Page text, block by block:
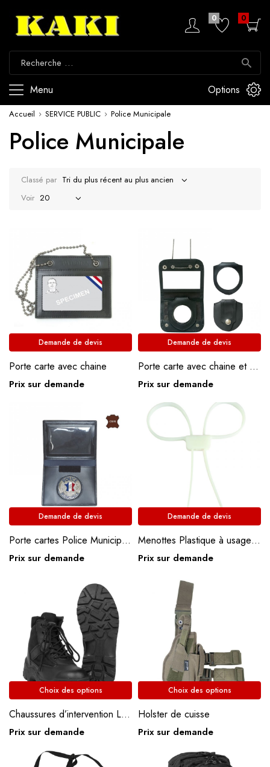
Menu Options
0 0
Accueil SERVICE PUBLIC Police Municipale
Police Municipale
Classé par
Voir
Demande de devis
Porte carte avec chaine
Prix sur demande
Demande de devis
Porte carte avec chaine et porte insigne
Prix sur demande
Demande de devis
Porte cartes Police Municipale cuir 2 volets avec insigne
Prix sur demande
Demande de devis
Menottes Plastique à usage unique (lot de 10 pièces)
Prix sur demande
Choix des options
Chaussures d’intervention Low Boots Miltec
Prix sur demande
Choix des options
Holster de cuisse
Prix sur demande